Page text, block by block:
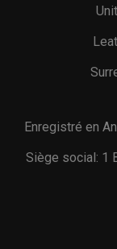
Enregistré en
Siège social: 1